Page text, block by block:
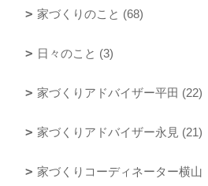
家づくりのこと (68)
日々のこと (3)
家づくりアドバイザー平田 (22)
家づくりアドバイザー永見 (21)
家づくりコーディネーター横山